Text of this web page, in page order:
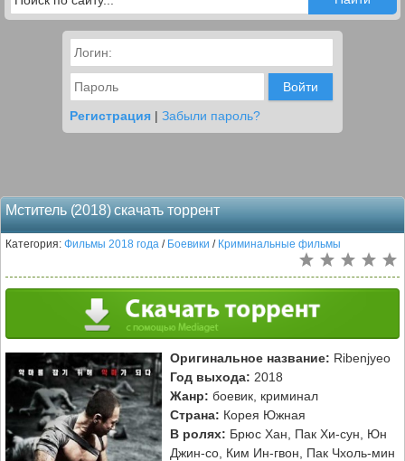
Войти
Регистрация | Забыли пароль?
Мститель (2018) скачать торрент
Категория: Фильмы 2018 года / Боевики / Криминальные фильмы
Оригинальное название: Ribenjyeo
Год выхода: 2018
Жанр: боевик, криминал
Страна: Корея Южная
В ролях: Брюс Хан, Пак Хи-сун, Юн
Джин-со, Ким Ин-гвон, Пак Чхоль-мин